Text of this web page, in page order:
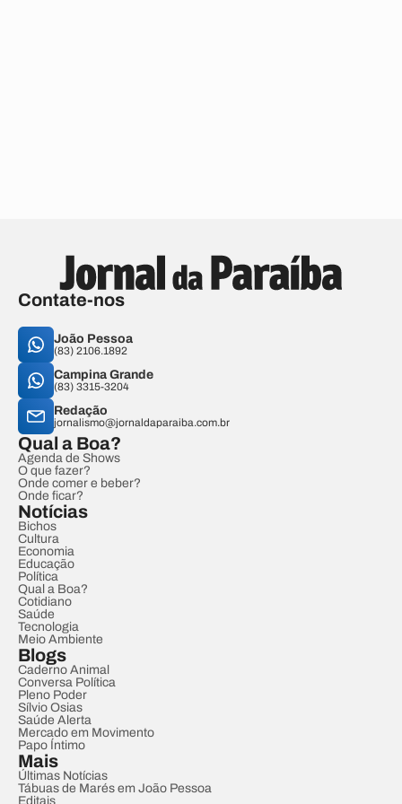
Contate-nos
João Pessoa
(83) 2106.1892
Campina Grande
(83) 3315-3204
Redação
jornalismo@jornaldaparaiba.com.br
Qual a Boa?
Agenda de Shows
O que fazer?
Onde comer e beber?
Onde ficar?
Notícias
Bichos
Cultura
Economia
Educação
Política
Qual a Boa?
Cotidiano
Saúde
Tecnologia
Meio Ambiente
Blogs
Caderno Animal
Conversa Política
Pleno Poder
Sílvio Osias
Saúde Alerta
Mercado em Movimento
Papo Íntimo
Mais
Últimas Notícias
Tábuas de Marés em João Pessoa
Editais